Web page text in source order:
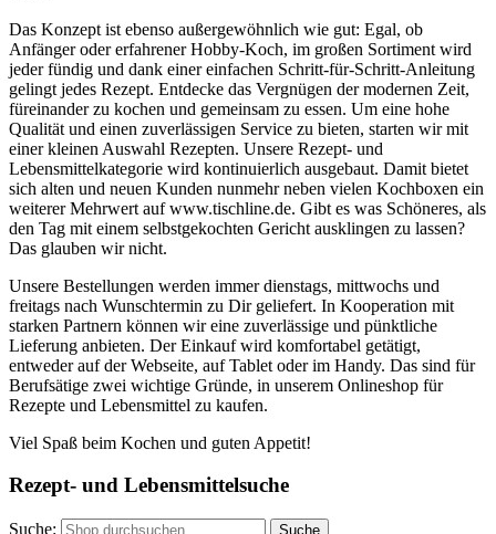
Das Konzept ist ebenso außergewöhnlich wie gut: Egal, ob
Anfänger oder erfahrener Hobby-Koch, im großen Sortiment wird
jeder fündig und dank einer einfachen Schritt-für-Schritt-Anleitung
gelingt jedes Rezept. Entdecke das Vergnügen der modernen Zeit,
füreinander zu kochen und gemeinsam zu essen. Um eine hohe
Qualität und einen zuverlässigen Service zu bieten, starten wir mit
einer kleinen Auswahl Rezepten. Unsere Rezept- und
Lebensmittelkategorie wird kontinuierlich ausgebaut. Damit bietet
sich alten und neuen Kunden nunmehr neben vielen Kochboxen ein
weiterer Mehrwert auf www.tischline.de. Gibt es was Schöneres, als
den Tag mit einem selbstgekochten Gericht ausklingen zu lassen?
Das glauben wir nicht.
Unsere Bestellungen werden immer dienstags, mittwochs und
freitags nach Wunschtermin zu Dir geliefert. In Kooperation mit
starken Partnern können wir eine zuverlässige und pünktliche
Lieferung anbieten. Der Einkauf wird komfortabel getätigt,
entweder auf der Webseite, auf Tablet oder im Handy. Das sind für
Berufsätige zwei wichtige Gründe, in unserem Onlineshop für
Rezepte und Lebensmittel zu kaufen.
Viel Spaß beim Kochen und guten Appetit!
Rezept- und Lebensmittelsuche
Suche: Suche